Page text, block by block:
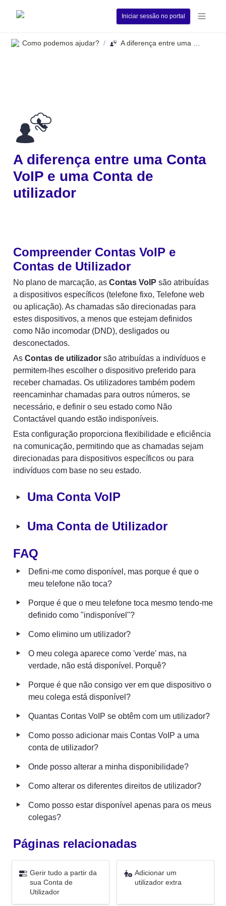
Iniciar sessão no portal
Como podemos ajudar? /
A diferença entre uma Conta
VoIP e uma Conta de
utilizador
Compreender Contas VoIP e
Contas de Utilizador
No plano de marcação, as Contas VoIP são atribuídas
a dispositivos específicos (telefone fixo, Telefone web
ou aplicação). As chamadas são direcionadas para
estes dispositivos, a menos que estejam definidos
como Não incomodar (DND), desligados ou
desconectados.
As Contas de utilizador são atribuídas a indivíduos e
permitem-lhes escolher o dispositivo preferido para
receber chamadas. Os utilizadores também podem
reencaminhar chamadas para outros números, se
necessário, e definir o seu estado como Não
Contactável quando estão indisponíveis.
Esta configuração proporciona flexibilidade e eficiência
na comunicação, permitindo que as chamadas sejam
direcionadas para dispositivos específicos ou para
indivíduos com base no seu estado.
‣ Uma Conta VoIP
‣ Uma Conta de Utilizador
FAQ
‣
Defini-me como disponível, mas porque é que o
meu telefone não toca?
‣
Porque é que o meu telefone toca mesmo tendo-me
definido como "indisponível"?
‣ Como elimino um utilizador?
‣
O meu colega aparece como 'verde' mas, na
verdade, não está disponível. Porquê?
‣
Porque é que não consigo ver em que dispositivo o
meu colega está disponível?
‣ Quantas Contas VoIP se obtêm com um utilizador?
‣
Como posso adicionar mais Contas VoIP a uma
conta de utilizador?
‣ Onde posso alterar a minha disponibilidade?
‣ Como alterar os diferentes direitos de utilizador?
‣
Como posso estar disponível apenas para os meus
colegas?
Páginas relacionadas
Conta de Utilizador
Gerir tudo a partir da
sua Conta de
Utilizador
extra
Adicionar um
utilizador extra